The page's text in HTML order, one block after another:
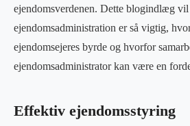
ejendomsverdenen. Dette blogindlæg
ejendomsadministration er så vigtig,
ejendomsejeres byrde og hvorfor
ejendomsadministrator kan være en
Effektiv ejendomsstyring